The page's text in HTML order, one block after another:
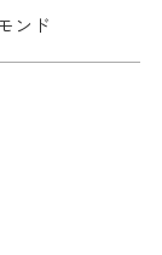
ンド